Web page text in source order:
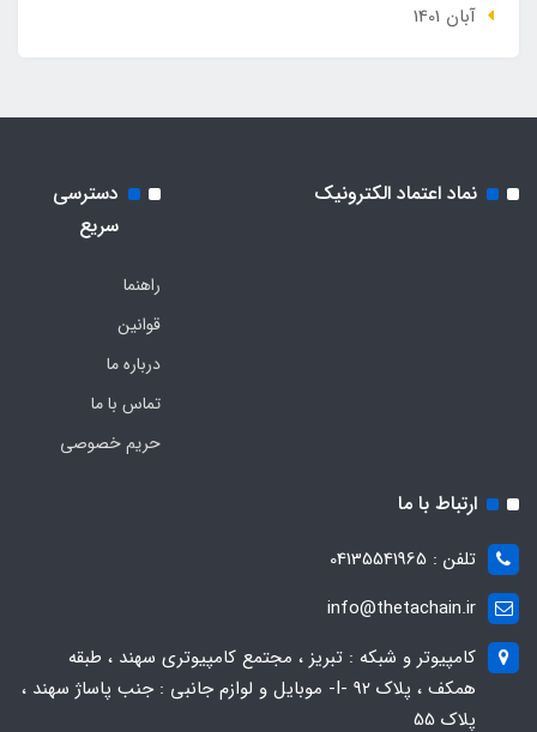
آبان 1401
نماد اعتماد الکترونیک
دسترسی
سریع
راهنما
قوانین
درباره ما
تماس با ما
حریم خصوصی
ارتباط با ما
تلفن : 04135541965
info@thetachain.ir
کامپیوتر و شبکه : تبریز ، مجتمع کامپیوتری سهند ، طبقه
همکف ، پلاک 92 -I- موبایل و لوازم جانبی : جنب پاساژ سهند ،
پلاک 55